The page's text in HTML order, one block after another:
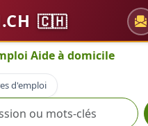
🇨🇭
Aide à domicile
d'emploi